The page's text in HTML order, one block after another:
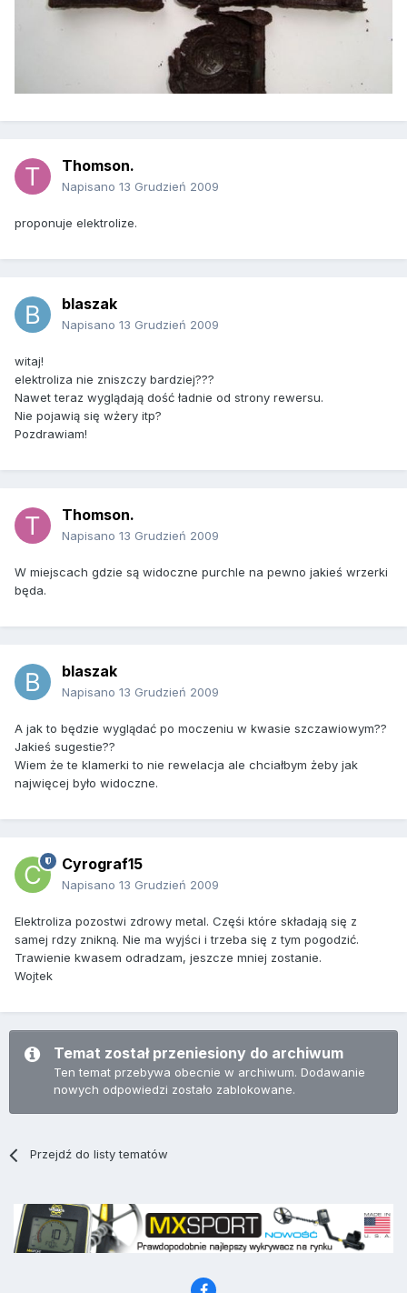
Thomson.
Napisano 13 Grudzień 2009
proponuje elektrolize.
blaszak
Napisano 13 Grudzień 2009
witaj!
elektroliza nie zniszczy bardziej???
Nawet teraz wyglądają dość ładnie od strony rewersu.
Nie pojawią się wżery itp?
Pozdrawiam!
Thomson.
Napisano 13 Grudzień 2009
W miejscach gdzie są widoczne purchle na pewno jakieś wrzerki
będa.
blaszak
Napisano 13 Grudzień 2009
A jak to będzie wyglądać po moczeniu w kwasie szczawiowym??
Jakieś sugestie??
Wiem że te klamerki to nie rewelacja ale chciałbym żeby jak
najwięcej było widoczne.
Cyrograf15
Napisano 13 Grudzień 2009
Elektroliza pozostwi zdrowy metal. Częśi które składają się z
samej rdzy znikną. Nie ma wyjści i trzeba się z tym pogodzić.
Trawienie kwasem odradzam, jeszcze mniej zostanie.
Wojtek
Temat został przeniesiony do archiwum
Ten temat przebywa obecnie w archiwum. Dodawanie
nowych odpowiedzi zostało zablokowane.
Przejdź do listy tematów